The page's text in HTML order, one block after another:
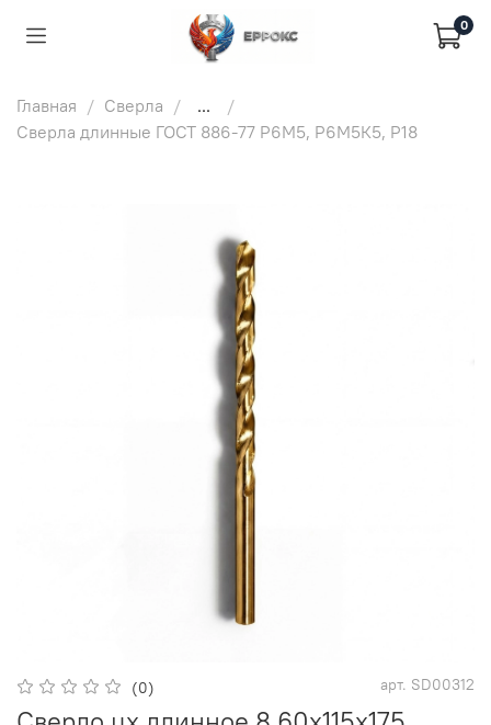
0
Главная Сверла
...
Сверла длинные ГОСТ 886-77 Р6М5, Р6М5К5, Р18
(0) арт. SD00312